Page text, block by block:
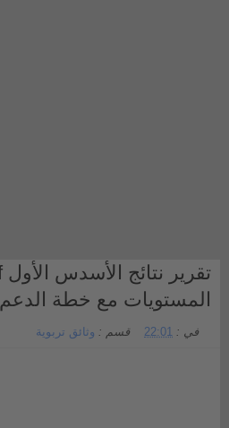
المستويات مع خطة الدعم
في : 22:01 قسم : وثائق تربوية